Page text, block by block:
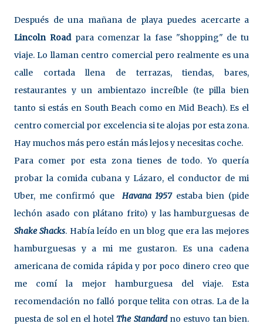
Después de una mañana de playa puedes acercarte a
Lincoln Roadpara comenzar la fase "shopping" de tu
viaje. Lo llaman centro comercial pero realmente es una
calle cortada llena de terrazas, tiendas, bares,
restaurantes y un ambientazo increíble (te pilla bien
tanto si estás en South Beach como en Mid Beach). Es el
centro comercial por excelencia si te alojas por esta zona.
Hay muchos más pero están más lejos y necesitas coche.
Para comer por esta zona tienes de todo. Yo quería
probar la comida cubana y Lázaro, el conductor de mi
Uber, me confirmó que Havana 1957estaba bien (pide
lechón asado con plátano frito) y las hamburguesas de
Shake Shacks. Había leído en un blog que era las mejores
hamburguesas y a mi me gustaron. Es una cadena
americana de comida rápida y por poco dinero creo que
me comí la mejor hamburguesa del viaje. Esta
recomendación no falló porque telita con otras. La de la
puesta de sol en el hotelThe Standardno estuvo tan bien.